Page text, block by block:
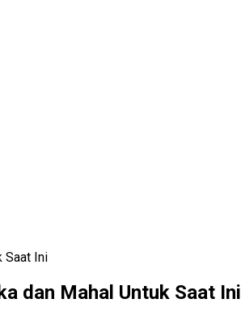
Saat Ini
dan Mahal Untuk Saat Ini